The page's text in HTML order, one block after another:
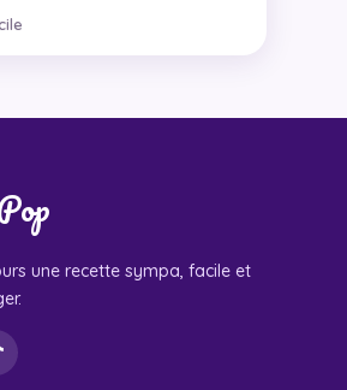
une recette sympa, facile et